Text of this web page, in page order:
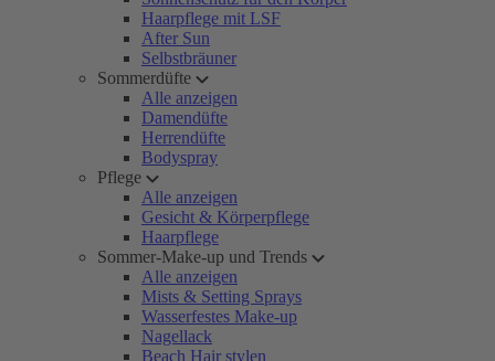
Haarpflege mit LSF
After Sun
Selbstbräuner
Sommerdüfte
Alle anzeigen
Damendüfte
Herrendüfte
Bodyspray
Pflege
Alle anzeigen
Gesicht & Körperpflege
Haarpflege
Sommer-Make-up und Trends
Alle anzeigen
Mists & Setting Sprays
Wasserfestes Make-up
Nagellack
Beach Hair stylen